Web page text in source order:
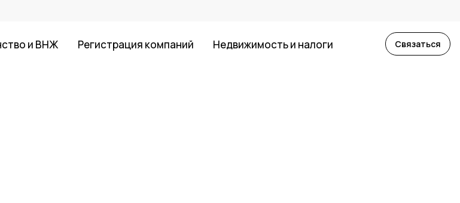
и ВНЖ Регистрация компаний Недвижимость и налоги Связаться